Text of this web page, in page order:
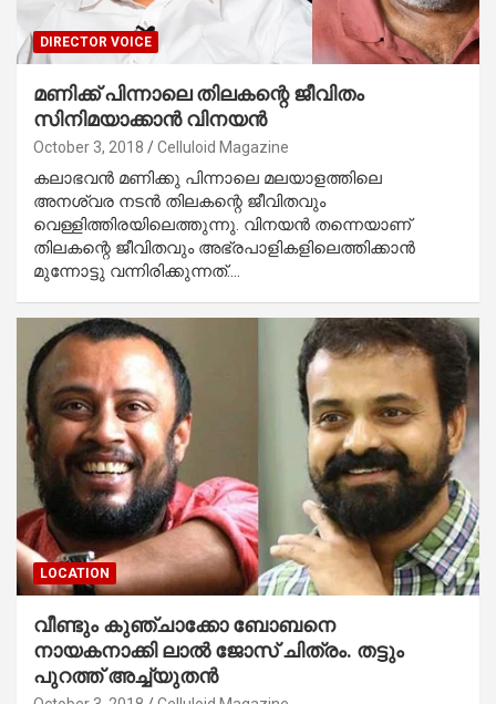
DIRECTOR VOICE
മണിക്ക് പിന്നാലെ തിലകന്റെ ജീവിതം
സിനിമയാക്കാന്‍ വിനയന്‍
October 3, 2018 Celluloid Magazine
കലാഭവന്‍ മണിക്കു പിന്നാലെ മലയാളത്തിലെ
അനശ്വര നടന്‍ തിലകന്റെ ജീവിതവും
വെള്ളിത്തിരയിലെത്തുന്നു. വിനയന്‍ തന്നെയാണ്
തിലകന്റെ ജീവിതവും അഭ്രപാളികളിലെത്തിക്കാന്‍
മുന്നോട്ടു വന്നിരിക്കുന്നത്.…
LOCATION
വീണ്ടും കുഞ്ചാക്കോ ബോബനെ
നായകനാക്കി ലാല്‍ ജോസ് ചിത്രം. തട്ടും
പുറത്ത് അച്ച്യുതന്‍